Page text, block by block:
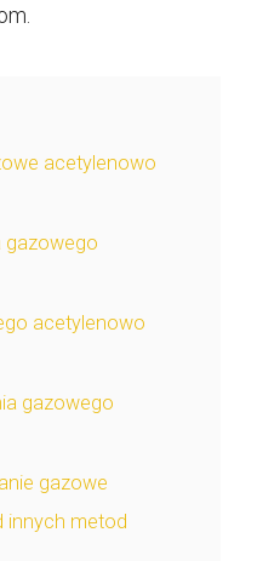
acetylenowo
gazowego
acetylenowo
gazowego
gazowe
innych metod